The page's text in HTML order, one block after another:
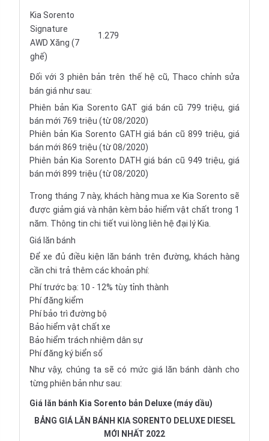
Kia Sorento
Signature
AWD Xăng (7
ghế)
1.279
Đối với 3 phiên bản trên thế hệ cũ, Thaco chỉnh sửa
bán giá như sau:
Phiên bản Kia Sorento GAT giá bán cũ 799 triệu, giá
bán mới 769 triệu (từ 08/2020)
Phiên bản Kia Sorento GATH giá bán cũ 899 triệu, giá
bán mới 869 triệu (từ 08/2020)
Phiên bản Kia Sorento DATH giá bán cũ 949 triệu, giá
bán mới 899 triệu (từ 08/2020)
Trong tháng 7 này, khách hàng mua xe Kia Sorento sẽ
được giảm giá và nhận kèm bảo hiểm vật chất trong 1
năm. Thông tin chi tiết vui lòng liên hệ đại lý Kia.
Giá lăn bánh
Để xe đủ điều kiện lăn bánh trên đường, khách hàng
cần chi trả thêm các khoản phí:
Phí trước bạ: 10 - 12% tùy tỉnh thành
Phí đăng kiểm
Phí bảo trì đường bộ
Bảo hiểm vật chất xe
Bảo hiểm trách nhiệm dân sự
Phí đăng ký biển số
Như vậy, chúng ta sẽ có mức giá lăn bánh dành cho
từng phiên bản như sau:
Giá lăn bánh Kia Sorento bản Deluxe (máy dầu)
BẢNG GIÁ LĂN BÁNH KIA SORENTO DELUXE DIESEL
MỚI NHẤT 2022